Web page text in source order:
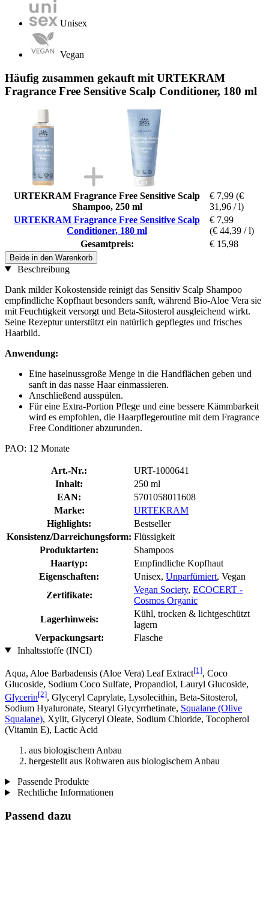
Unisex
Vegan
Häufig zusammen gekauft mit URTEKRAM
Fragrance Free Sensitive Scalp Conditioner, 180 ml
URTEKRAM Fragrance Free Sensitive Scalp
Shampoo, 250 ml
€ 7,99 (€
31,96 / l)
URTEKRAM Fragrance Free Sensitive Scalp
Conditioner, 180 ml
€ 7,99
(€ 44,39 / l)
Gesamtpreis:
€ 15,98
Beide in den Warenkorb
Beschreibung
Dank milder Kokostenside reinigt das Sensitiv Scalp Shampoo
empfindliche Kopfhaut besonders sanft, während Bio-Aloe Vera sie
mit Feuchtigkeit versorgt und Beta-Sitosterol ausgleichend wirkt.
Seine Rezeptur unterstützt ein natürlich gepflegtes und frisches
Haarbild.
Anwendung:
Eine haselnussgroße Menge in die Handflächen geben und
sanft in das nasse Haar einmassieren.
Anschließend ausspülen.
Für eine Extra-Portion Pflege und eine bessere Kämmbarkeit
wird es empfohlen, die Haarpflegeroutine mit dem Fragrance
Free Conditioner abzurunden.
PAO: 12 Monate
Art.-Nr.:
URT-1000641
Inhalt:
250 ml
EAN:
5701058011608
Marke:
URTEKRAM
Highlights:
Bestseller
Konsistenz/Darreichungsform: Flüssigkeit
Produktarten:
Shampoos
Haartyp:
Empfindliche Kopfhaut
Eigenschaften:
Unisex, Unparfümiert, Vegan
Zertifikate:
Vegan Society, ECOCERT -
Cosmos Organic
Lagerhinweis:
Kühl, trocken & lichtgeschützt
lagern
Verpackungsart:
Flasche
Inhaltsstoffe (INCI)
Aqua, Aloe Barbadensis (Aloe Vera) Leaf Extract[1], Coco
Glucoside, Sodium Coco­ Sulfate, Propandiol, Lauryl Glucoside,
Glycerin[2], Glyceryl Caprylate, Lysolecithin, Beta-Sitosterol,
Sodium Hyaluronate, Stearyl Glycyrrhetinate, Squalane (Olive
Squalane), Xylit, Glyceryl Oleate, Sodium Chloride, Tocopherol
(Vitamin E), Lactic Acid
aus biologischem Anbau
hergestellt aus Rohwaren aus biologischem Anbau
Passende Produkte
Rechtliche Informationen
Passend dazu